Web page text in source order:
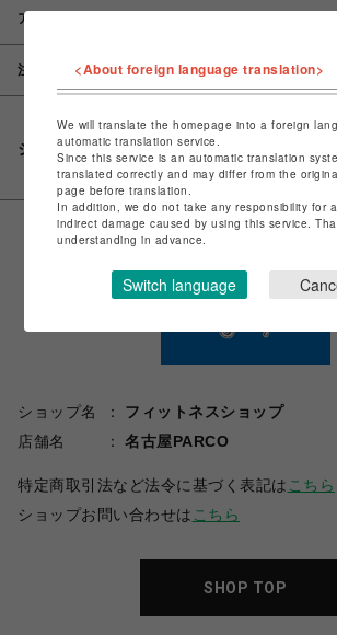
アイテム説明 / 素材
注意事項
シェアする
ショップ名
フィットネスショップ
店舗名
名古屋PARCO
特定商取引法など法令に基づく表記は こちら
ショップお問い合わせは こちら
SHOP TOP
<About foreign language translation>
We will translate the homepage into a foreign
automatic translation service.
Since this service is an automatic translation
translated correctly and may differ from the
page before translation.
In addition, we do not take any responsibility for
indirect damage caused by using this service.
understanding in advance.
Switch language